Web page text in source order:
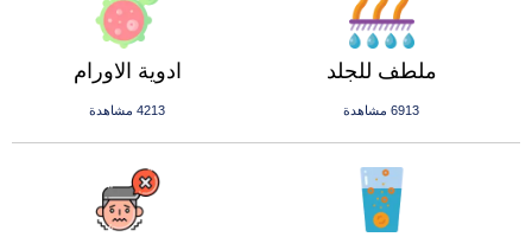
ادوية الاورام
4213 مشاهدة
ملطف للجلد
6913 مشاهدة